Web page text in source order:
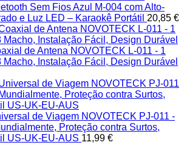
Sem Fios Azul M-004 com Alto-
e Luz LED – Karaokê Portátil 20,85 €
de Antena NOVOTECK L-011 - 1
Macho, Instalação Fácil, Design Durável
de Viagem NOVOTECK PJ-011 -
Proteção contra Surtos,
US-UK-EU-AUS 11,99 €